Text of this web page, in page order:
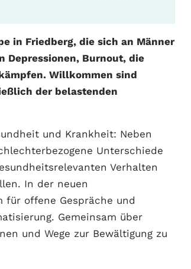
in Friedberg, die sich an Männer
Depressionen, Burnout, die
Willkommen sind
der belastenden
und Krankheit: Neben
Unterschiede
Verhalten
In der neuen
für offene Gespräche und
Gemeinsam über
und Wege zur Bewältigung zu